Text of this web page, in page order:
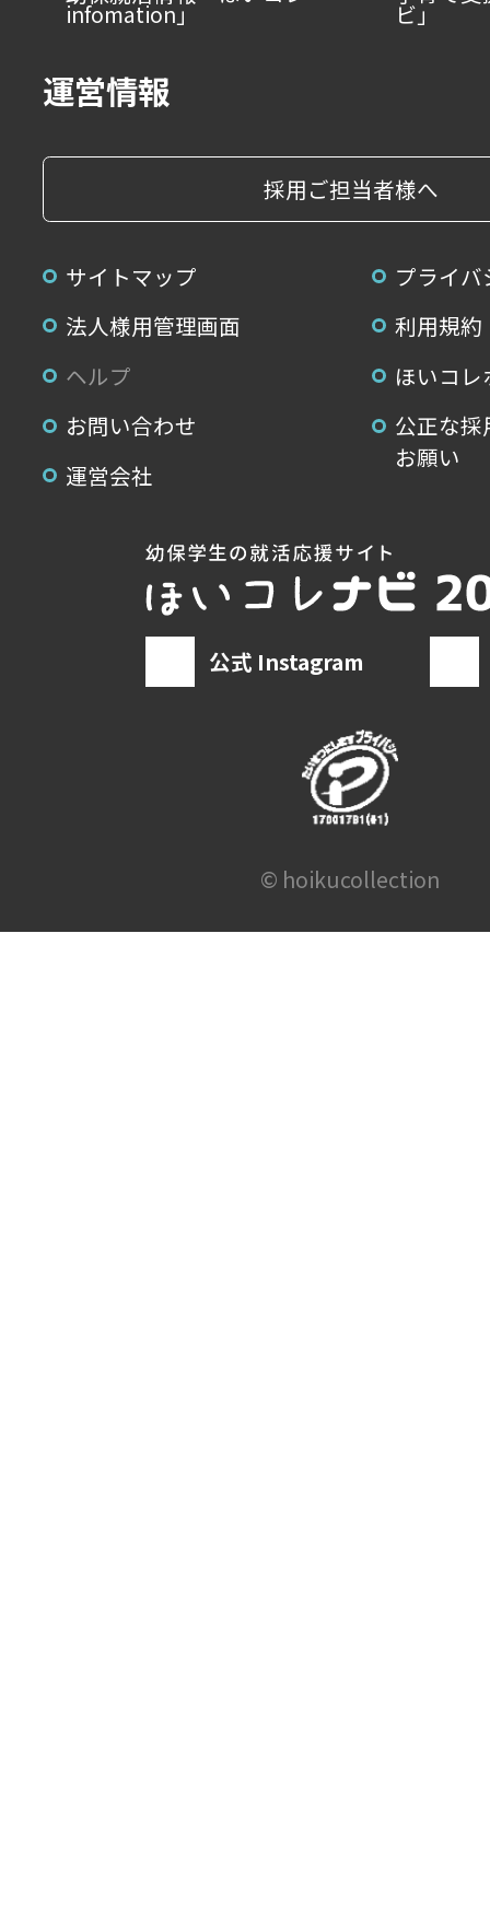
infomation」 ビ」
運営情報
採用ご担当者様へ
サイトマップ
プライ
法人様用管理画面
利用規約
ヘルプ
ほいコ
お問い合わせ
公正な
お願い
運営会社
公式 Instagram
© hoikucollection